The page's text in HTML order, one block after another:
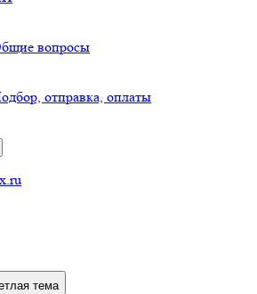
вопросы
отправка, оплаты
тема